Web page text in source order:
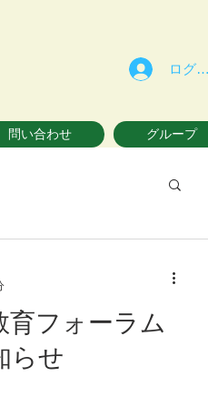
ログイ
問い合わせ グループ
フォーラム
らせ